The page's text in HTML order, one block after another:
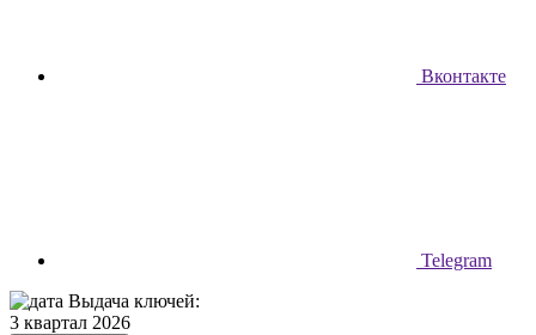
Вконтакте
Telegram
Выдача ключей:
3 квартал 2026